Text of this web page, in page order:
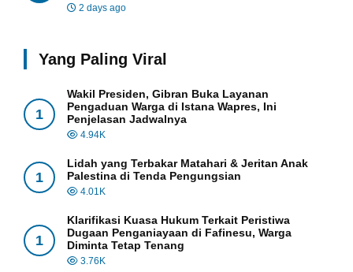
2 days ago
Yang Paling Viral
1
Wakil Presiden, Gibran Buka Layanan
Pengaduan Warga di Istana Wapres, Ini
Penjelasan Jadwalnya
4.94K
1
Lidah yang Terbakar Matahari & Jeritan Anak
Palestina di Tenda Pengungsian
4.01K
1
Klarifikasi Kuasa Hukum Terkait Peristiwa
Dugaan Penganiayaan di Fafinesu, Warga
Diminta Tetap Tenang
3.76K